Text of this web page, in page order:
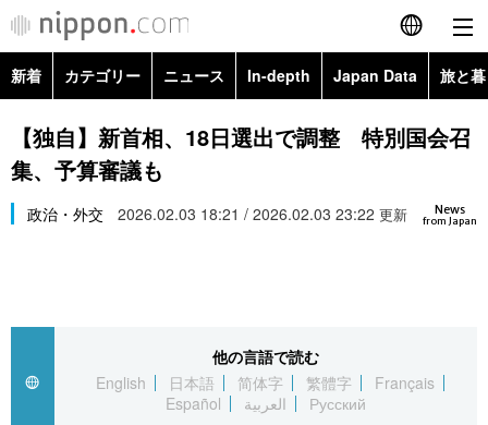
English
简体字
Русский
カテゴリー
経済・ビジネス
国際
トップ
アーカイブ
In-depth
Japan Data
新着 カテゴリー ニュース In-depth Japan Data 旅と
政治・外交
経済・ビジネス
Topics
【独自】新首相、18日選出で調整 特別国会召
集、予算審議も
News
from Japan
政治・外交 2026.02.03 18:21 / 2026.02.03 23:22 更新
他の言語で読む
English
日本語 简体字 繁體字
Français
Español
العربية Русский